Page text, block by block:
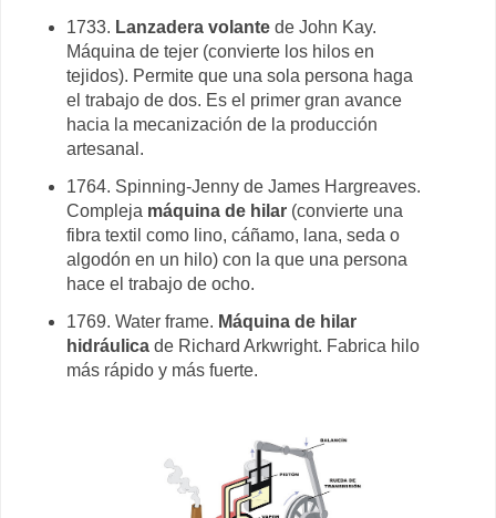
1733. Lanzadera volante de John Kay.
Máquina de tejer (convierte los hilos en
tejidos). Permite que una sola persona haga
el trabajo de dos. Es el primer gran avance
hacia la mecanización de la producción
artesanal.
1764. Spinning-Jenny de James Hargreaves.
Compleja máquina de hilar (convierte una
fibra textil como lino, cáñamo, lana, seda o
algodón en un hilo) con la que una persona
hace el trabajo de ocho.
1769. Water frame. Máquina de hilar
hidráulicade Richard Arkwright. Fabrica hilo
más rápido y más fuerte.